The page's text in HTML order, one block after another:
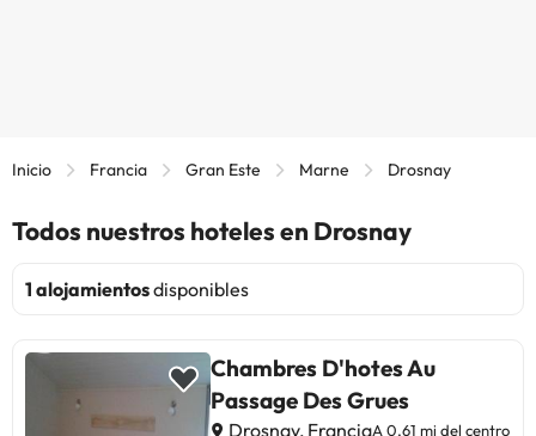
Inicio Francia Gran Este Marne Drosnay
Todos nuestros hoteles en Drosnay
1 alojamientosdisponibles
Chambres D'hotes Au
Passage Des Grues
Drosnay, FranciaA 0,61 mi del centro